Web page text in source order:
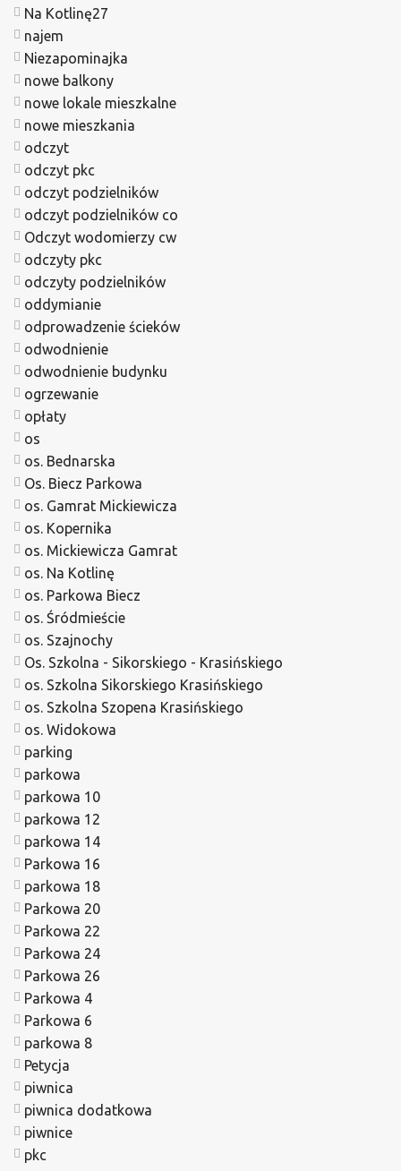
Na Kotlinę27
najem
Niezapominajka
nowe balkony
nowe lokale mieszkalne
nowe mieszkania
odczyt
odczyt pkc
odczyt podzielników
odczyt podzielników co
Odczyt wodomierzy cw
odczyty pkc
odczyty podzielników
oddymianie
odprowadzenie ścieków
odwodnienie
odwodnienie budynku
ogrzewanie
opłaty
os
os. Bednarska
Os. Biecz Parkowa
os. Gamrat Mickiewicza
os. Kopernika
os. Mickiewicza Gamrat
os. Na Kotlinę
os. Parkowa Biecz
os. Śródmieście
os. Szajnochy
Os. Szkolna - Sikorskiego - Krasińskiego
os. Szkolna Sikorskiego Krasińskiego
os. Szkolna Szopena Krasińskiego
os. Widokowa
parking
parkowa
parkowa 10
parkowa 12
parkowa 14
Parkowa 16
parkowa 18
Parkowa 20
Parkowa 22
Parkowa 24
Parkowa 26
Parkowa 4
Parkowa 6
parkowa 8
Petycja
piwnica
piwnica dodatkowa
piwnice
pkc